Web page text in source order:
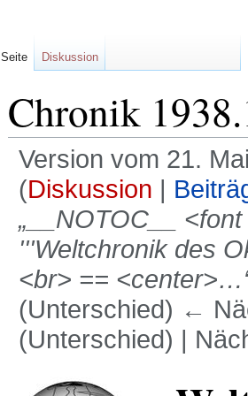
Chronik
Version vom 21.
(Diskussion |
„__NOTOC__
'''Weltchronik des
<br> ==
(Unterschied) ←
(Unterschied) |
Seite Diskussion